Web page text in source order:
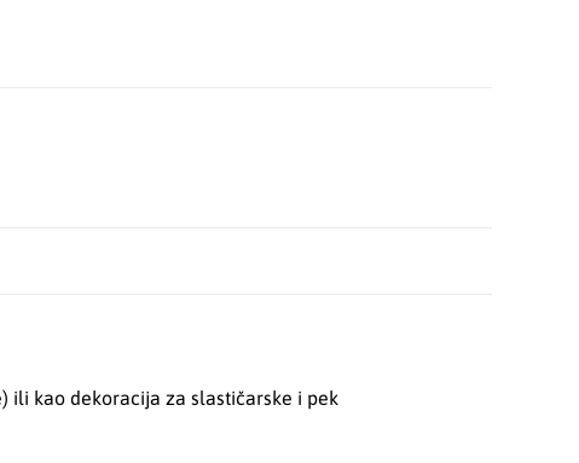
ili kao dekoracija za slastičarske i pek